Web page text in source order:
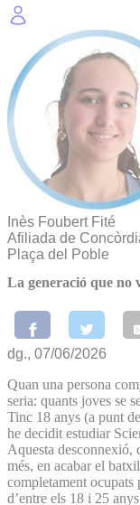
Inès Foubert Fité
Afiliada de
Plaça del Poble
La generació que no
dg., 07/06/2026
Quan una persona
seria: quants joves se
Tinc 18 anys (a punt
he decidit estudiar
Aquesta desconnexió,
més, en acabar el
completament ocupats
d’entre els 18 i 25